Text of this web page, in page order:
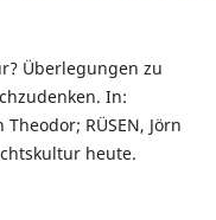
Überlegungen zu
In:
Theodor; RÜSEN, Jörn
heute.